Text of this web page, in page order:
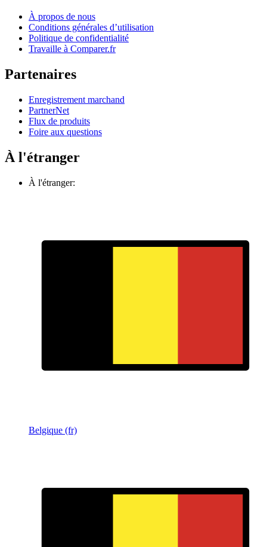
À propos de nous
Conditions générales d’utilisation
Politique de confidentialité
Travaille à Comparer.fr
Partenaires
Enregistrement marchand
PartnerNet
Flux de produits
Foire aux questions
À l'étranger
À l'étranger:
Belgique (fr)